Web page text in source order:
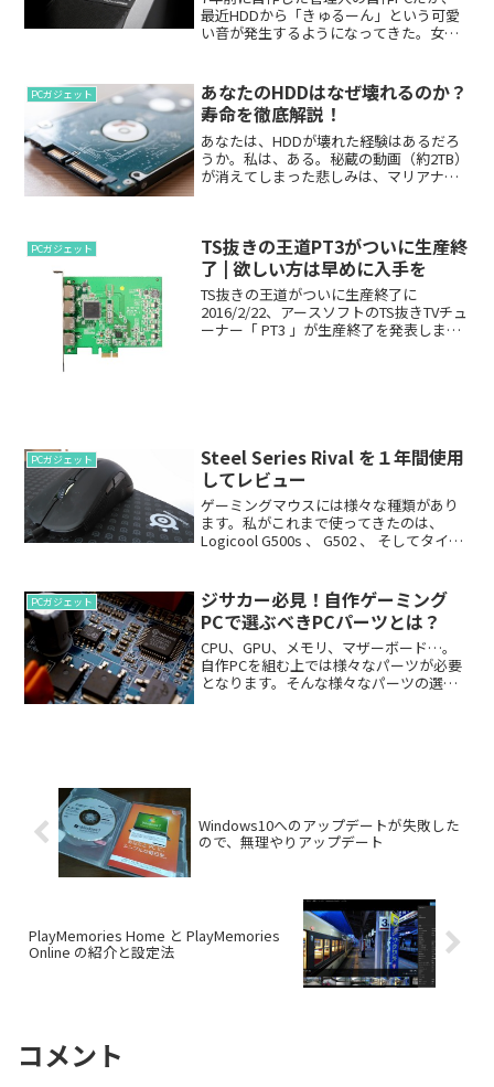
最近HDDから「きゅるーん」という可愛
い音が発生するようになってきた。女の
前にさっさと次の娘（HDD）に乗り換え
てしまおう。と言...
PCガジェット
あなたのHDDはなぜ壊れるのか？
寿命を徹底解説！
あなたは、HDDが壊れた経験はあるだろ
うか。私は、ある。秘蔵の動画（約2TB）
が消えてしまった悲しみは、マリアナ海
について徹...
PCガジェット
TS抜きの王道PT3がついに生産終
了 | 欲しい方は早めに入手を
TS抜きの王道がついに生産終了に
2016/2/22、アースソフトのTS抜きTVチュ
ーナー「 PT3 」が生産終了を発表しまし
PCガジェット
Steel Series Rival を１年間使用
してレビュー
ゲーミングマウスには様々な種類があり
ます。私がこれまで使ってきたのは、
Logicool G500s 、 G502 、 そしてタイト
ュー...
PCガジェット
ジサカー必見！自作ゲーミング
PCで選ぶべきPCパーツとは？
CPU、GPU、メモリ、マザーボード…。
自作PCを組む上では様々なパーツが必要
となります。そんな様々なパーツの選び
Windows10へのアップデートが失敗した
ので、無理やりアップデート
PlayMemories Home と PlayMemories
Online の紹介と設定法
コメント